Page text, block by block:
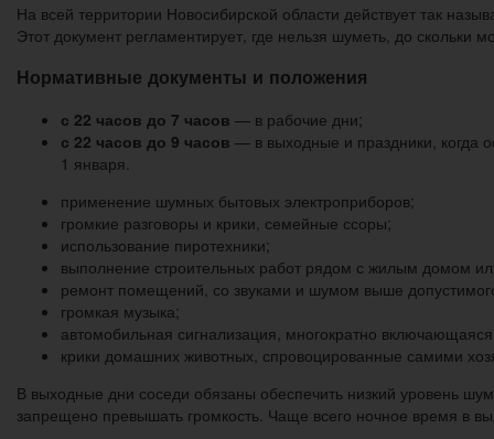
На всей территории Новосибирской области действует так
Этот документ регламентирует, где нельзя шуметь, до
Нормативные документы и положения
с 22 часов до 7 часов — в рабочие дни;
с 22 часов до 9 часов — в выходные и праздники, когда
1 января.
применение шумных бытовых электроприборов;
громкие разговоры и крики, семейные ссоры;
использование пиротехники;
выполнение строительных работ рядом с жилым домом
ремонт помещений, со звуками и шумом выше
громкая музыка;
автомобильная сигнализация, многократно
крики домашних животных, спровоцированные самими
В выходные дни соседи обязаны обеспечить низкий уровень
запрещено превышать громкость. Чаще всего ночное время в